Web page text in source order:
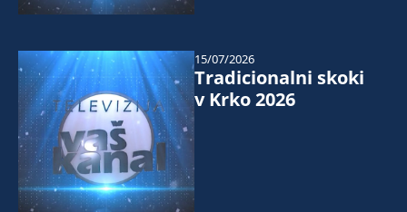
Tradicionalni skoki
v Krko 2026
15/07/2026